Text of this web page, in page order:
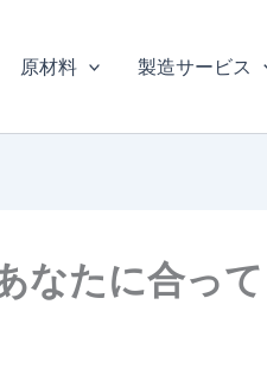
原材料 製造サービス
なたに合って